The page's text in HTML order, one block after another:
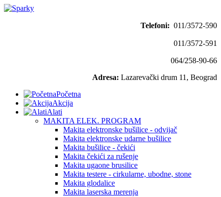
Telefoni: 011/3572-590
011/3572-591
064/258-90-66
Adresa: Lazarevački drum 11, Beograd
Početna
Akcija
Alati
MAKITA ELEK. PROGRAM
Makita elektronske bušilice - odvijač
Makita elektronske udarne bušilice
Makita bušilice - čekići
Makita čekići za rušenje
Makita ugaone brusilice
Makita testere - cirkularne, ubodne, stone
Makita glodalice
Makita laserska merenja